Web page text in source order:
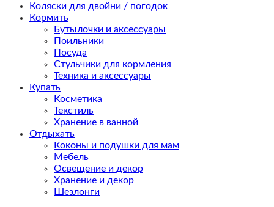
Коляски для двойни / погодок
Кормить
Бутылочки и аксессуары
Поильники
Посуда
Стульчики для кормления
Техника и аксессуары
Купать
Косметика
Текстиль
Хранение в ванной
Отдыхать
Коконы и подушки для мам
Мебель
Освещение и декор
Хранение и декор
Шезлонги